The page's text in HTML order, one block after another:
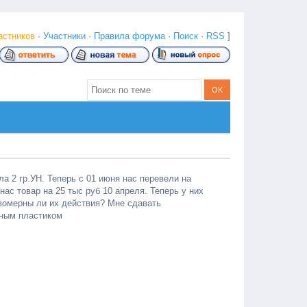
· Участники · Правила форума· Поиск · RSS ]
2 гр.УН. Теперь с 01 июня нас перевели на
товар на 25 тыс руб 10 апреля. Теперь у них
ли их действия? Мне сдавать
пластиком